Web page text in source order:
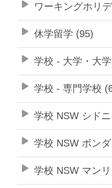
ワーキングホリ
休学留学 (95)
学校 - 大学・大
学校 - 専門学校
学校 NSW シド
学校 NSW ボン
学校 NSW マン